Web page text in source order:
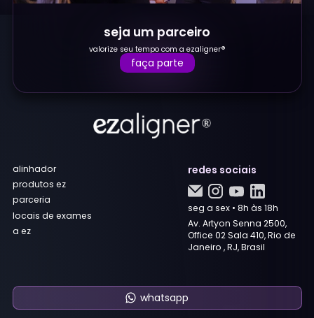
seja um parceiro
valorize seu tempo com a ezaligner®
faça parte
alinhador
produtos ez
parceria
locais de exames
a ez
redes sociais
seg a sex • 8h às 18h
Av. Artyon Senna 2500,
Office 02 Sala 410, Rio de
Janeiro , RJ, Brasil
whatsapp